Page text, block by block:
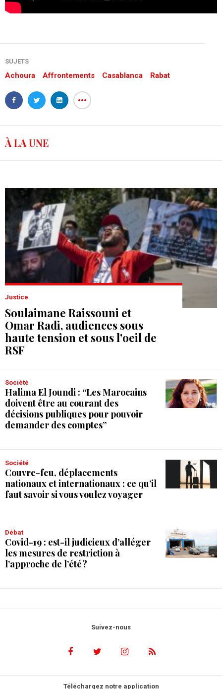
SUJETS
Achoura Affrontements Casablanca Rabat
À LA UNE
Justice
Soulaimane Raissouni et
Omar Radi, audiences sous
haute tension et sous l'oeil de
RSF
Société
Halima El Joundi : “Les Marocains
doivent être au courant des
décisions publiques pour pouvoir
demander des comptes”
Société
Couvre-feu, déplacements
nationaux et internationaux : ce qu’il
faut savoir si vous voulez voyager
débat
Covid-19 : est-il judicieux d’alléger
les mesures de restriction à
l’approche de l’été ?
Suivez-nous
Téléchargez notre application